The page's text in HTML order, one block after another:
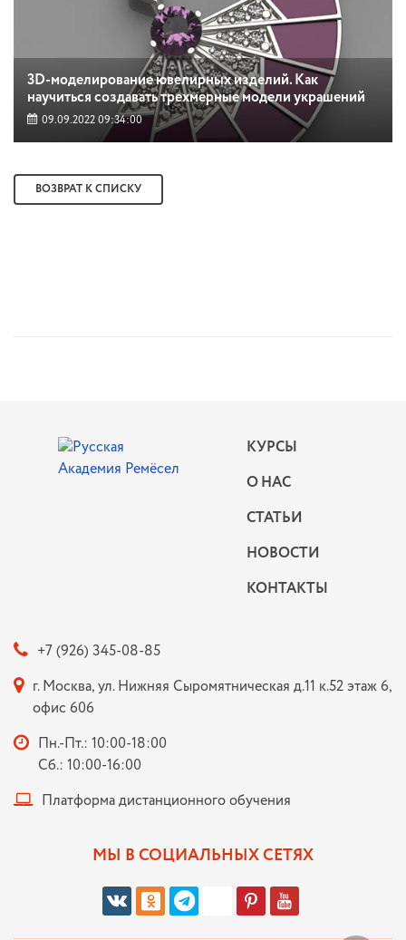
3D-моделирование ювелирных изделий. Как
научиться создавать трехмерные модели украшений
09.09.2022 09:34:00
ВОЗВРАТ К СПИСКУ
КУРСЫ
О НАС
СТАТЬИ
НОВОСТИ
КОНТАКТЫ
МЫ В СОЦИАЛЬНЫХ СЕТЯХ
+7 (926) 345-08-85
г. Москва, ул. Нижняя Сыромятническая д.11 к.52 этаж 6,
офис 606
Пн.-Пт.: 10:00-18:00
Сб.: 10:00-16:00
Платформа дистанционного обучения